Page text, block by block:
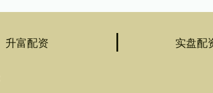
升富配资 实盘配